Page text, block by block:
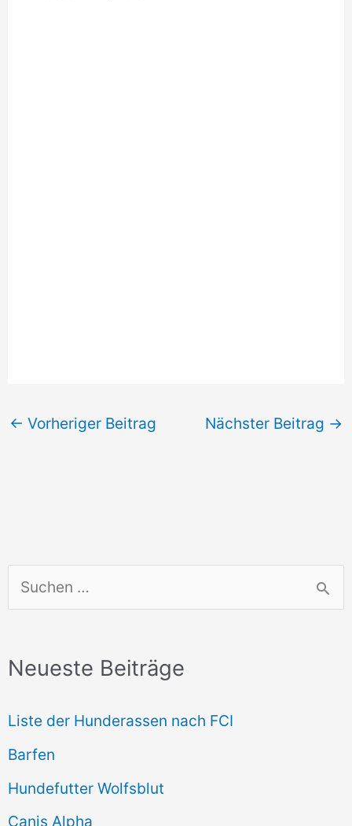
u
h
n
n
a
c
Neueste Beiträge
Liste der Hunderassen nach FCI
Barfen
Hundefutter Wolfsblut
Canis Alpha
← Vorheriger Beitrag Nächster Beitrag →